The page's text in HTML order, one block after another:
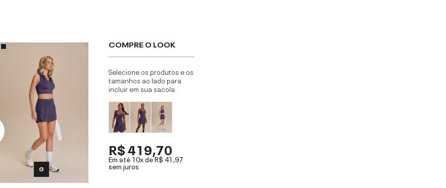
G
COMPRE O LOOK
Selecione os produtos e os
tamanhos ao lado para
incluir em sua sacola.
R$ 419,70
Em até 10x deR$ 41,97
sem juros